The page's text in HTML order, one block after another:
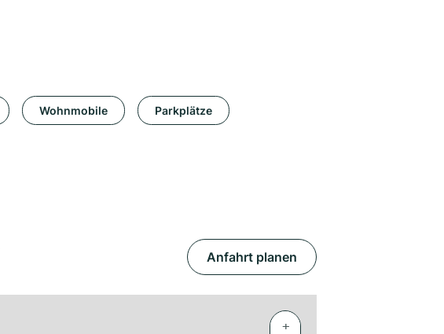
Wohnmobile Parkplätze
Anfahrt planen
+